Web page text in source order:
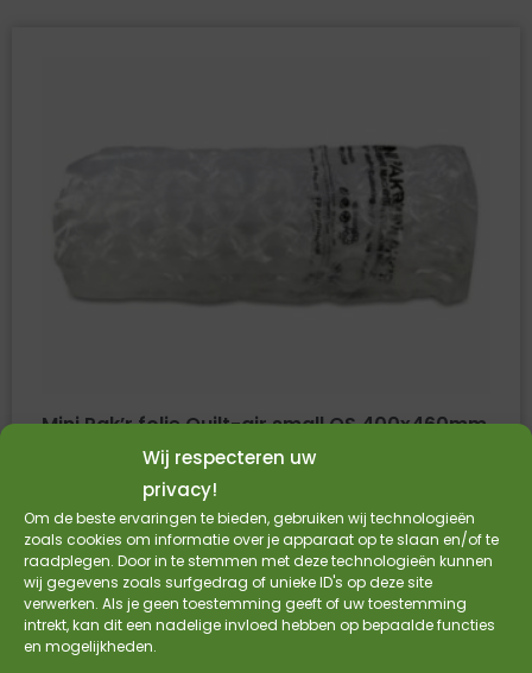
Wij respecteren uw
privacy!
Om de beste ervaringen te bieden, gebruiken wij technologieën
zoals cookies om informatie over je apparaat op te slaan en/of te
raadplegen. Door in te stemmen met deze technologieën kunnen
wij gegevens zoals surfgedrag of unieke ID's op deze site
verwerken. Als je geen toestemming geeft of uw toestemming
intrekt, kan dit een nadelige invloed hebben op bepaalde functies
en mogelijkheden.
Mini Pak’r folie Quilt-air small QS 400x460mm
– 250 meter/rol
Mini Pak’r folie
Quilt-air small QS
400x460mm
HDPE
250 meter per rol